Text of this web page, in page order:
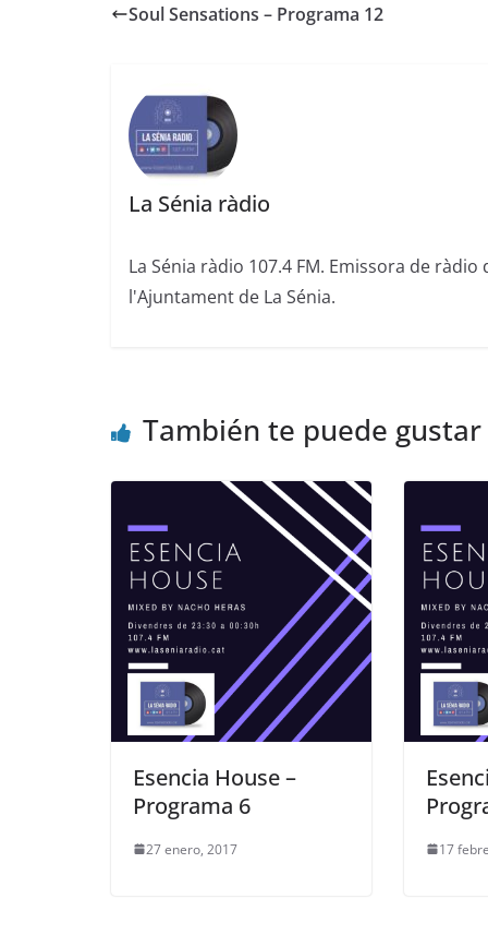
Soul Sensations – Programa 12
La Sénia ràdio
La Sénia ràdio 107.4 FM. Emissora de
l'Ajuntament de La Sénia.
También te puede gustar
Esencia House –
Programa 6
27 enero, 2017 17